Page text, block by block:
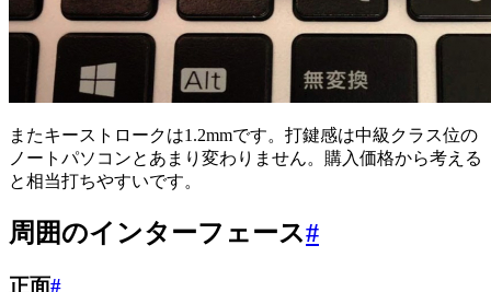
またキーストロークは1.2mmです。打鍵感は中級クラス位の
ノートパソコンとあまり変わりません。購入価格から考える
と相当打ちやすいです。
周囲のインターフェース#
正面#